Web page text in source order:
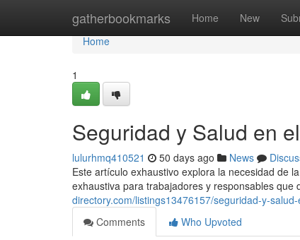
gatherbookmarks Home New
Home
Home
1
Seguridad y Salud en
lulurhmq410521 50 days ago News
Este artículo exhaustivo explora la necesidad de
exhaustiva para trabajadores y responsables
directory.com/listings13476157/seguridad-y-
Comments
Who Upvoted